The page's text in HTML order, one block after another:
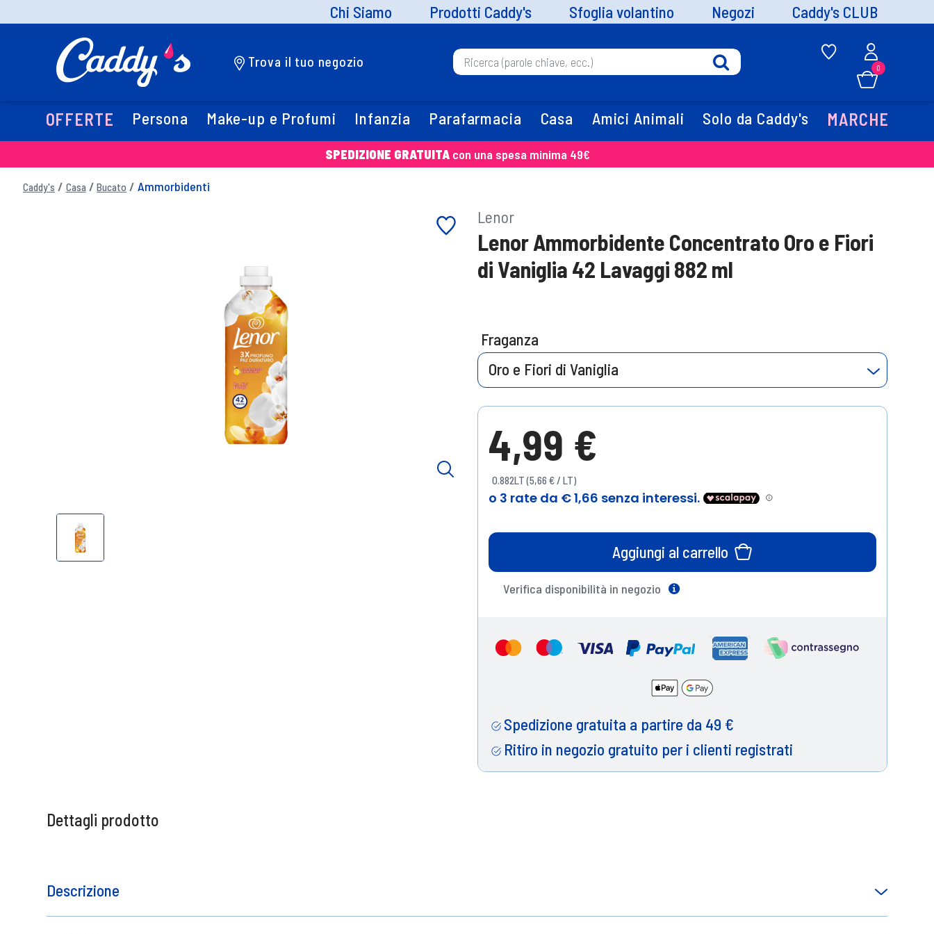
Chi Siamo Prodotti Caddy's Sfoglia volantino Negozi Caddy's CLUB
Trova il tuo negozio 0
OFFERTE Persona Make-up e Profumi Infanzia Parafarmacia Casa Amici Animali Solo da Caddy's MARCHE
SPEDIZIONE GRATUITA con una spesa minima 49€
Caddy's Casa Bucato Ammorbidenti
Lenor
Lenor Ammorbidente Concentrato Oro e Fiori
di Vaniglia 42 Lavaggi 882 ml
Fraganza
Oro e Fiori di Vaniglia
4,99 €
0.882LT (5,66 € / LT)
Aggiungi al carrello
Verifica disponibilità in negozio
Spedizione gratuita a partire da 49 €
Ritiro in negozio gratuito per i clienti registrati
Dettagli prodotto
Descrizione
Ammorbidente concentrato con profumo di orchidea e vaniglia, per una freschezza duratura e morbidezza ispirata alla natura.